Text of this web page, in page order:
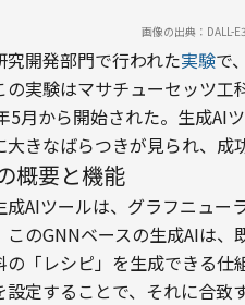
画像の出典：DALL-
開発部門で行われた実験で
実験はマサチューセッツ
5月から開始された。生成AI
きなばらつきが見られ、成
概要と機能
成AIツールは、グラフニュ
のGNNベースの生成AIは
「レシピ」を生成できる仕
定することで、それに合